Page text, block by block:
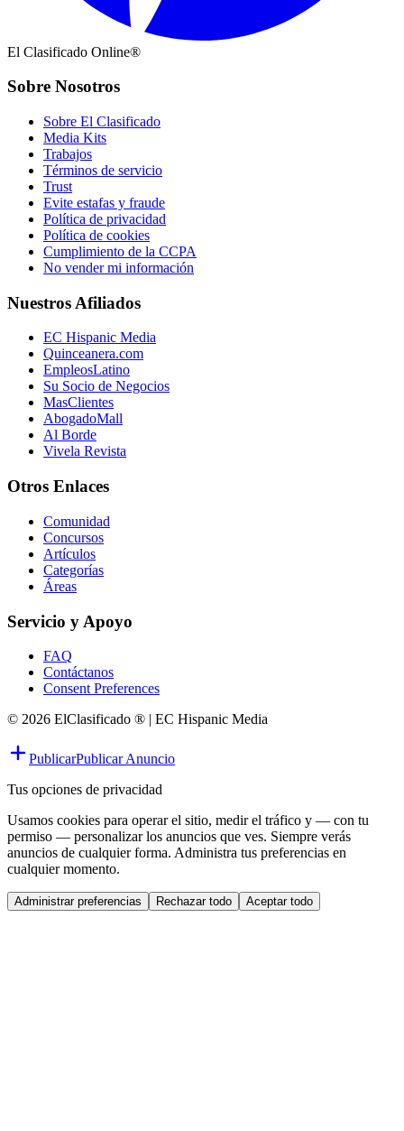
El Clasificado Online®
Sobre Nosotros
Sobre El Clasificado
Media Kits
Trabajos
Términos de servicio
Trust
Evite estafas y fraude
Política de privacidad
Política de cookies
Cumplimiento de la CCPA
No vender mi información
Nuestros Afiliados
EC Hispanic Media
Quinceanera.com
EmpleosLatino
Su Socio de Negocios
MasClientes
AbogadoMall
Al Borde
Vivela Revista
Otros Enlaces
Comunidad
Concursos
Artículos
Categorías
Áreas
Servicio y Apoyo
FAQ
Contáctanos
Consent Preferences
© 2026 ElClasificado ® | EC Hispanic Media
PublicarPublicar Anuncio
Tus opciones de privacidad
Usamos cookies para operar el sitio, medir el tráfico y — con tu
permiso — personalizar los anuncios que ves. Siempre verás
anuncios de cualquier forma. Administra tus preferencias en
cualquier momento.
Administrar preferencias Rechazar todo Aceptar todo